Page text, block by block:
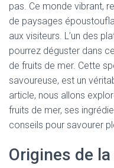
pas. Ce monde vibrant,
de paysages
aux visiteurs. L’un des
pourrez déguster dans
de fruits de mer. Cette
savoureuse, est un
article, nous allons
fruits de mer, ses
conseils pour savourer
Origines de